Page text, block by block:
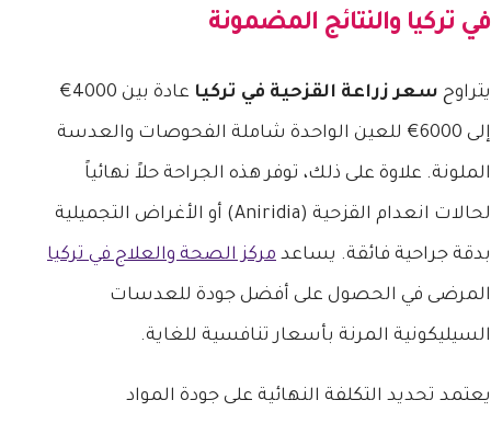
في تركيا والنتائج المضمونة
يتراوح سعر زراعة القزحية في تركيا عادة بين 4000€
إلى 6000€ للعين الواحدة شاملة الفحوصات والعدسة
الملونة. علاوة على ذلك، توفر هذه الجراحة حلاً نهائياً
لحالات انعدام القزحية (Aniridia) أو الأغراض التجميلية
بدقة جراحية فائقة. يساعد مركز الصحة والعلاج في تركيا
المرضى في الحصول على أفضل جودة للعدسات
السيليكونية المرنة بأسعار تنافسية للغاية.
يعتمد تحديد التكلفة النهائية على جودة المواد